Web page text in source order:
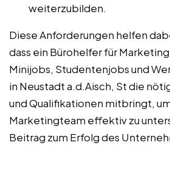
weiterzubilden.
Diese Anforderungen helfen
dass ein Bürohelfer für
Minijobs, Studentenjobs und
in Neustadt a.d.Aisch, St die
und Qualifikationen mitbringt,
Marketingteam effektiv zu
Beitrag zum Erfolg des